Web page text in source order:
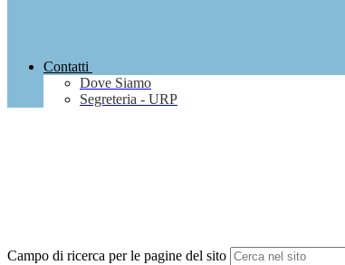
Contatti
Dove Siamo
Segreteria - URP
Campo di ricerca per le pagine del sito